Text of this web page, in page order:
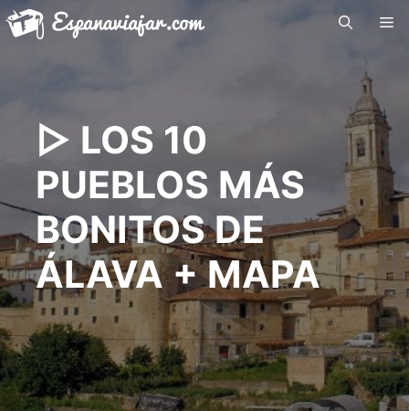
Saltar
▷ LOS 10
PUEBLOS MÁS
BONITOS DE
ÁLAVA + MAPA